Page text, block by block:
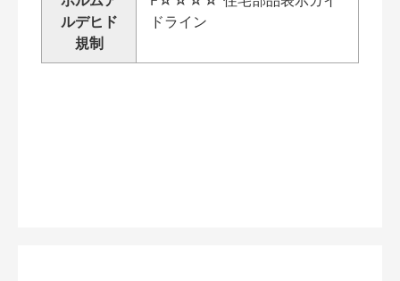
ルデヒド
規制
ドライン